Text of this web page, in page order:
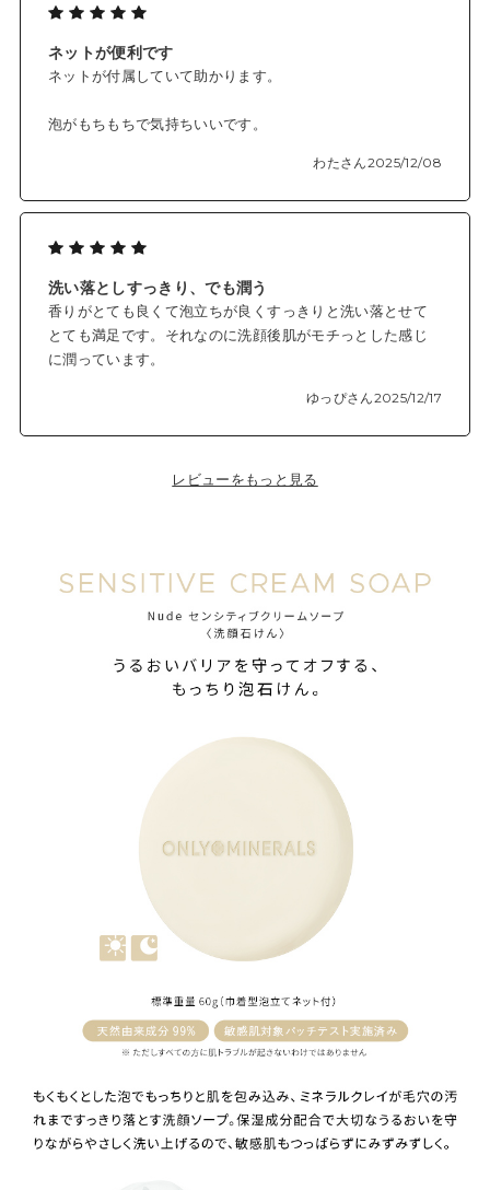
ネットが便利です
ネットが付属していて助かります。
泡がもちもちで気持ちいいです。
わたさん2025/12/08
洗い落としすっきり、でも潤う
香りがとても良くて泡立ちが良くすっきりと洗い落とせて
とても満足です。それなのに洗顔後肌がモチっとした感じ
に潤っています。
ゆっぴさん2025/12/17
レビューをもっと見る